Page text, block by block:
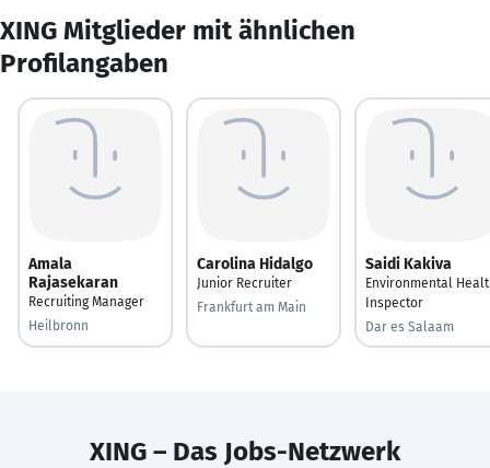
XING Mitglieder mit ähnlichen
Profilangaben
Amala
Rajasekaran
Recruiting Manager
Heilbronn
Carolina Hidalgo
Junior Recruiter
Frankfurt am Main
Saidi Kakiva
Environmental
Inspector
Dar es Salaam
XING – Das Jobs-Netzwerk